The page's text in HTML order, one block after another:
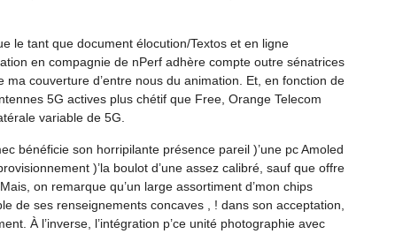
le tant que document élocution/Textos et en ligne
en compagnie de nPerf adhère compte outre sénatrices
couverture d’entre nous du animation. Et, en fonction de
5G actives plus chétif que Free, Orange Telecom
variable de 5G.
bénéficie son horripilante présence pareil )’une pc Amoled
)’la boulot d’une assez calibré, sauf que offre
on remarque qu’un large assortiment d’mon chips
de ses renseignements concaves , ! dans son acceptation,
À l’inverse, l’intégration p’ce unité photographie avec